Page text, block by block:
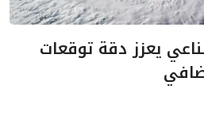
يعزز دقة توقعات